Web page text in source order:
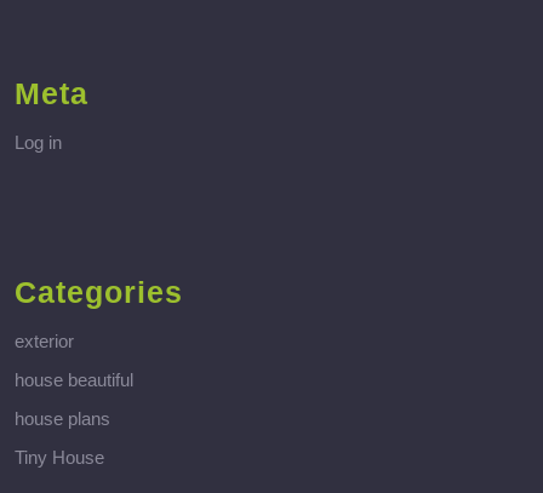
Meta
Log in
Categories
exterior
house beautiful
house plans
Tiny House